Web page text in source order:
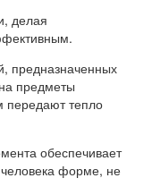
делая
предназначенных
предметы
передают тепло
обеспечивает
форме, не